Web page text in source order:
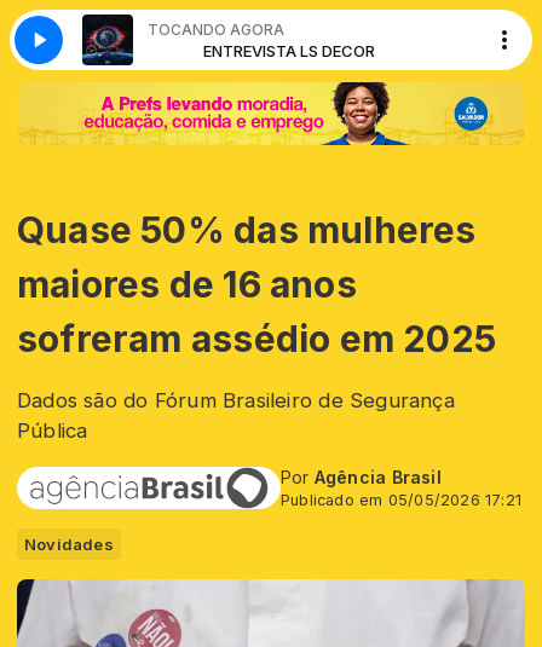
TOCANDO AGORA
ENTREVISTA LS DECOR
Quase 50% das mulheres
maiores de 16 anos
sofreram assédio em 2025
Dados são do Fórum Brasileiro de Segurança
Pública
Por Agência Brasil
Publicado em 05/05/2026 17:21
Novidades